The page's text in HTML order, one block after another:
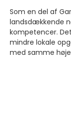
Som en del af
landsdækkende
kompetencer.
mindre lokale
med samme